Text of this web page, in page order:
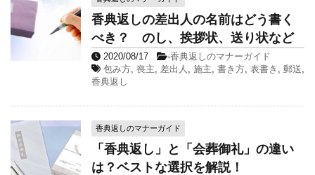
香典返しの差出人の名前はどう書く
べき？ のし、挨拶状、送り状など
2020/08/17 -香典返しのマナーガイド
包み方 喪主 差出人 施主 書き方 表書き 郵送
香典返し
香典返しのマナーガイド
「香典返し」と「会葬御礼」の違い
は？ベストな選択を解説！